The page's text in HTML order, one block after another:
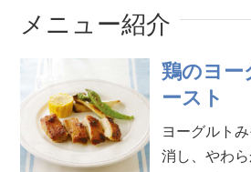
メニュー紹介
鶏のヨー
ースト
ヨーグルト
消し、やわ